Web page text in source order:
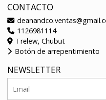
CONTACTO
1126981114
Trelew, Chubut
Botón de arrepentimiento
NEWSLETTER